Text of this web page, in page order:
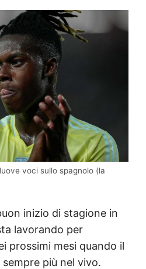
voci sullo spagnolo (la
inizio di stagione in
lavorando per
prossimi mesi quando il
più nel vivo.